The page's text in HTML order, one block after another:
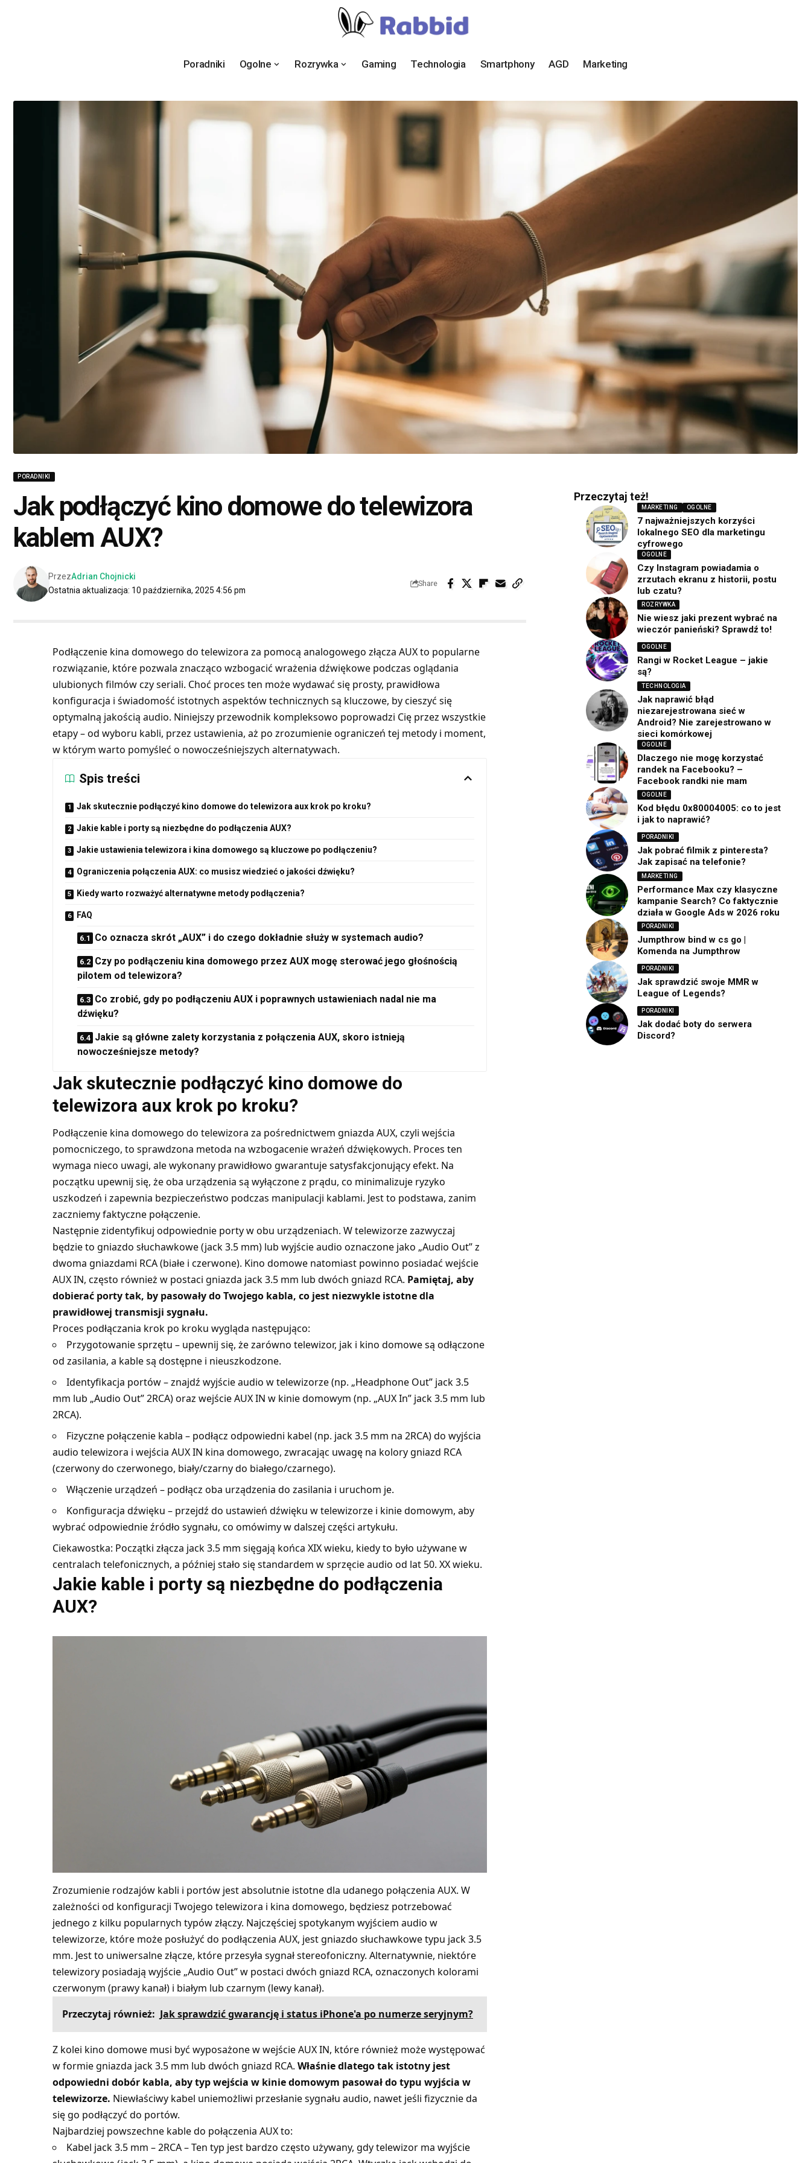
Poradniki Ogolne Rozrywka Gaming Technologia Smartphony AGD Marketing
PORADNIKI
Jak podłączyć kino domowe do telewizora
kablem AUX?
Ostatnia aktualizacja: 10 października, 2025 4:56 pm
PrzezAdrian Chojnicki
Share
Podłączenie kina domowego do telewizora za pomocą analogowego złącza AUX to popularne
rozwiązanie, które pozwala znacząco wzbogacić wrażenia dźwiękowe podczas oglądania
ulubionych filmów czy seriali. Choć proces ten może wydawać się prosty, prawidłowa
konfiguracja i świadomość istotnych aspektów technicznych są kluczowe, by cieszyć się
optymalną jakością audio. Niniejszy przewodnik kompleksowo poprowadzi Cię przez wszystkie
etapy – od wyboru kabli, przez ustawienia, aż po zrozumienie ograniczeń tej metody i moment,
w którym warto pomyśleć o nowocześniejszych alternatywach.
Spis treści
Jak skutecznie podłączyć kino domowe do telewizora aux krok po kroku?
Jakie kable i porty są niezbędne do podłączenia AUX?
Jakie ustawienia telewizora i kina domowego są kluczowe po podłączeniu?
Ograniczenia połączenia AUX: co musisz wiedzieć o jakości dźwięku?
Kiedy warto rozważyć alternatywne metody podłączenia?
FAQ
Co oznacza skrót „AUX” i do czego dokładnie służy w systemach audio?
Czy po podłączeniu kina domowego przez AUX mogę sterować jego głośnością
pilotem od telewizora?
Co zrobić, gdy po podłączeniu AUX i poprawnych ustawieniach nadal nie ma
dźwięku?
Jakie są główne zalety korzystania z połączenia AUX, skoro istnieją
nowocześniejsze metody?
Jak skutecznie podłączyć kino domowe do
telewizora aux krok po kroku?
Podłączenie kina domowego do telewizora za pośrednictwem gniazda AUX, czyli wejścia
pomocniczego, to sprawdzona metoda na wzbogacenie wrażeń dźwiękowych. Proces ten
wymaga nieco uwagi, ale wykonany prawidłowo gwarantuje satysfakcjonujący efekt. Na
początku upewnij się, że oba urządzenia są wyłączone z prądu, co minimalizuje ryzyko
uszkodzeń i zapewnia bezpieczeństwo podczas manipulacji kablami. Jest to podstawa, zanim
zaczniemy faktyczne połączenie.
Następnie zidentyfikuj odpowiednie porty w obu urządzeniach. W telewizorze zazwyczaj
będzie to gniazdo słuchawkowe (jack 3.5 mm) lub wyjście audio oznaczone jako „Audio Out” z
dwoma gniazdami RCA (białe i czerwone). Kino domowe natomiast powinno posiadać wejście
AUX IN, często również w postaci gniazda jack 3.5 mm lub dwóch gniazd RCA. Pamiętaj, aby
dobierać porty tak, by pasowały do Twojego kabla, co jest niezwykle istotne dla
prawidłowej transmisji sygnału.
Proces podłączania krok po kroku wygląda następująco:
Przygotowanie sprzętu – upewnij się, że zarówno telewizor, jak i kino domowe są odłączone
od zasilania, a kable są dostępne i nieuszkodzone.
Identyfikacja portów – znajdź wyjście audio w telewizorze (np. „Headphone Out” jack 3.5
mm lub „Audio Out” 2RCA) oraz wejście AUX IN w kinie domowym (np. „AUX In” jack 3.5 mm lub
2RCA).
Fizyczne połączenie kabla – podłącz odpowiedni kabel (np. jack 3.5 mm na 2RCA) do wyjścia
audio telewizora i wejścia AUX IN kina domowego, zwracając uwagę na kolory gniazd RCA
(czerwony do czerwonego, biały/czarny do białego/czarnego).
Włączenie urządzeń – podłącz oba urządzenia do zasilania i uruchom je.
Konfiguracja dźwięku – przejdź do ustawień dźwięku w telewizorze i kinie domowym, aby
wybrać odpowiednie źródło sygnału, co omówimy w dalszej części artykułu.
Ciekawostka: Początki złącza jack 3.5 mm sięgają końca XIX wieku, kiedy to było używane w
centralach telefonicznych, a później stało się standardem w sprzęcie audio od lat 50. XX wieku.
Jakie kable i porty są niezbędne do podłączenia
AUX?
Zrozumienie rodzajów kabli i portów jest absolutnie istotne dla udanego połączenia AUX. W
zależności od konfiguracji Twojego telewizora i kina domowego, będziesz potrzebować
jednego z kilku popularnych typów złączy. Najczęściej spotykanym wyjściem audio w
telewizorze, które może posłużyć do podłączenia AUX, jest gniazdo słuchawkowe typu jack 3.5
mm. Jest to uniwersalne złącze, które przesyła sygnał stereofoniczny. Alternatywnie, niektóre
telewizory posiadają wyjście „Audio Out” w postaci dwóch gniazd RCA, oznaczonych kolorami
czerwonym (prawy kanał) i białym lub czarnym (lewy kanał).
Przeczytaj również: Jak sprawdzić gwarancję i status iPhone'a po numerze seryjnym?
Z kolei kino domowe musi być wyposażone w wejście AUX IN, które również może występować
w formie gniazda jack 3.5 mm lub dwóch gniazd RCA. Właśnie dlatego tak istotny jest
odpowiedni dobór kabla, aby typ wejścia w kinie domowym pasował do typu wyjścia w
telewizorze. Niewłaściwy kabel uniemożliwi przesłanie sygnału audio, nawet jeśli fizycznie da
się go podłączyć do portów.
Najbardziej powszechne kable do połączenia AUX to:
Kabel jack 3.5 mm – 2RCA – Ten typ jest bardzo często używany, gdy telewizor ma wyjście
Przeczytaj też!
MARKETING OGOLNE
7 najważniejszych korzyści
lokalnego SEO dla marketingu
cyfrowego
OGOLNE
Czy Instagram powiadamia o
zrzutach ekranu z historii, postu
lub czatu?
ROZRYWKA
Nie wiesz jaki prezent wybrać na
wieczór panieński? Sprawdź to!
OGOLNE
Rangi w Rocket League – jakie
są?
TECHNOLOGIA
Jak naprawić błąd
niezarejestrowana sieć w
Android? Nie zarejestrowano w
sieci komórkowej
OGOLNE
Dlaczego nie mogę korzystać
randek na Facebooku? –
Facebook randki nie mam
OGOLNE
Kod błędu 0x80004005: co to jest
i jak to naprawić?
PORADNIKI
Jak pobrać filmik z pinteresta?
Jak zapisać na telefonie?
MARKETING
Performance Max czy klasyczne
kampanie Search? Co faktycznie
działa w Google Ads w 2026 roku
PORADNIKI
Jumpthrow bind w cs go |
Komenda na Jumpthrow
PORADNIKI
Jak sprawdzić swoje MMR w
League of Legends?
PORADNIKI
Jak dodać boty do serwera
Discord?